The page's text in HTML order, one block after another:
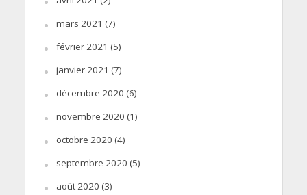
mars 2021 (7)
février 2021 (5)
janvier 2021 (7)
décembre 2020 (6)
novembre 2020 (1)
octobre 2020 (4)
septembre 2020 (5)
août 2020 (3)